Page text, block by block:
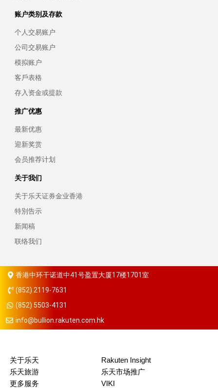
账户类别及存款
个人交易账户
公司交易账户
模拟账户
客戶表格
存入资金或提款
推广优惠
最新优惠
迎新奖赏
会员推荐计划
关于我们
关于乐天证券金业香港
特別告示
新闻稿
联络我们
香港中环干诺道中41号盈置大厦17楼1701室
(852) 2119-7631
(852) 5503-4131
info@bullion.rakuten.com.hk
关于乐天
Rakuten Insight
乐天旅游
乐天市场推广
更多服务
VIKI